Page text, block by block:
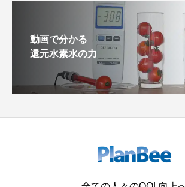
動画で分かる
還元水素水の力